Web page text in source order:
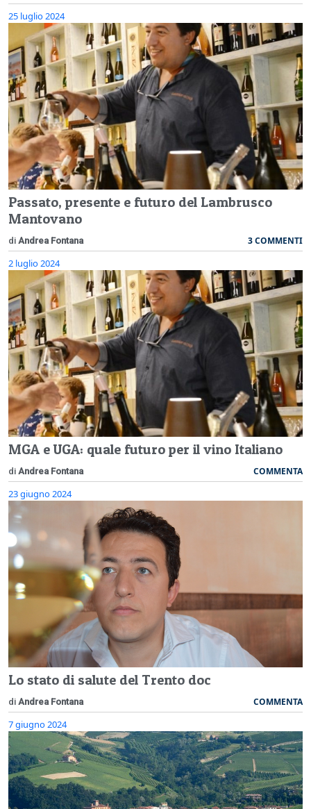
25 luglio 2024
Passato, presente e futuro del Lambrusco
Mantovano
di Andrea Fontana 3 COMMENTI
2 luglio 2024
MGA e UGA: quale futuro per il vino Italiano
di Andrea Fontana COMMENTA
23 giugno 2024
Lo stato di salute del Trento doc
di Andrea Fontana COMMENTA
7 giugno 2024